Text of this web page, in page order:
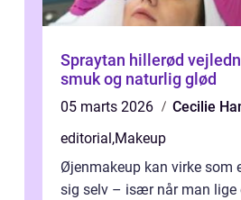
Spraytan hillerød vejledning til en
smuk og naturlig glød
05 marts 2026
Cecilie
editorial,Makeup
Øjenmakeup kan virke som
sig selv – især når man lige